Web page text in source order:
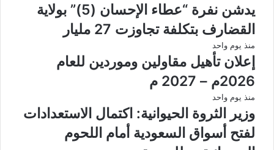
يدشن نفرة “عطاء الإحسان (5)” بولاية
القضارف بتكلفة تجاوزت 27 مليار
منذ يوم واحد
إعلان تأهيل مقاولين وموردين للعام
2026م – 2027 م
منذ يوم واحد
وزير الثروة الحيوانية: اكتمال الاستعدادات
لفتح أسواق السعودية أمام اللحوم